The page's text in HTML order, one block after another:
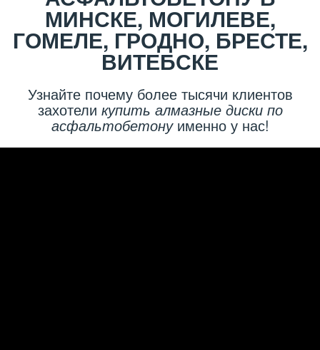
МИНСКЕ, МОГИЛЕВЕ,
ГОМЕЛЕ, ГРОДНО, БРЕСТЕ,
ВИТЕБСКЕ
Узнайте почему более тысячи клиентов
захотели купить алмазные диски по
асфальтобетонуименно у нас!